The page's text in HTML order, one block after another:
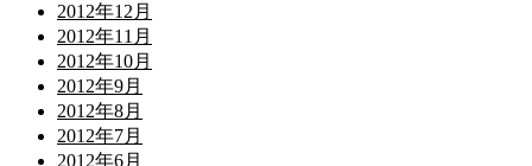
2012年12月
2012年11月
2012年10月
2012年9月
2012年8月
2012年7月
2012年6月